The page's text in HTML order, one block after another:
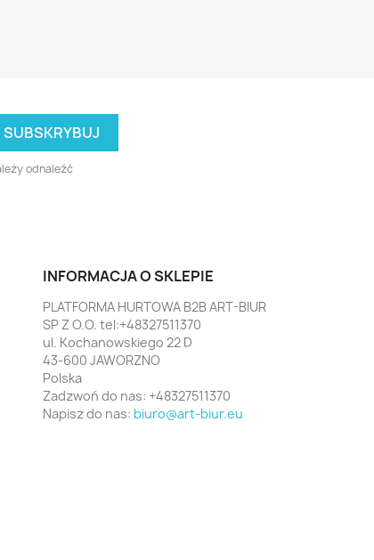
odnaleźć
INFORMACJA O SKLEPIE
PLATFORMA HURTOWA B2B ART-BIUR
SP Z O.O. tel:+48327511370
ul. Kochanowskiego 22 D
43-600 JAWORZNO
Polska
Zadzwoń do nas: +48327511370
Napisz do nas: biuro@art-biur.eu